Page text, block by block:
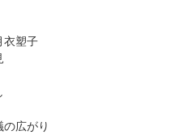
塑子
広がり